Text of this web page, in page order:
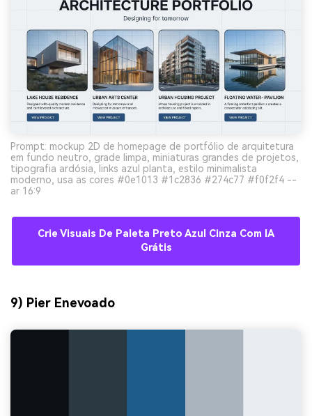
Prompt: mockup 2D de homepage de portfólio de arquitetura
em fundo neutro, grade limpa, miniaturas grandes de projetos,
tipografia ardósia, links azul planta, estilo minimalista
moderno, usa as cores #0e1013 #1c2836 #274c77 #f0f2f4 --
ar 16:9
Crie Visuais De Paleta Preto Azul Cinza Com IA
Grátis
9) Pier Enevoado